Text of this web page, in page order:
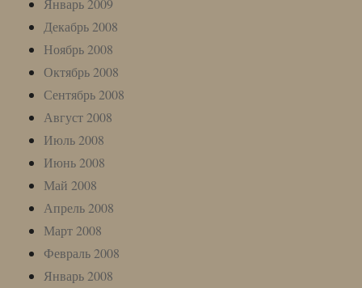
Январь 2009
Декабрь 2008
Ноябрь 2008
Октябрь 2008
Сентябрь 2008
Август 2008
Июль 2008
Июнь 2008
Май 2008
Апрель 2008
Март 2008
Февраль 2008
Январь 2008